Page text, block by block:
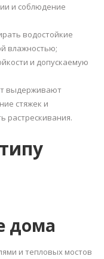
и соблюдение
водостойкие
влажностью;
и допускаемую
выдерживают
стяжек и
растрескивания.
дома
и тепловых мостов